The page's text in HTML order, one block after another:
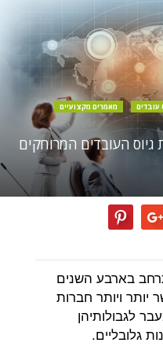
עובדים
מאמרים מקצועיים
גיוס העובדים המרוחקים
בארבע השנים
יותר ויותר חברות
לגבולותיהן
גלובליים.